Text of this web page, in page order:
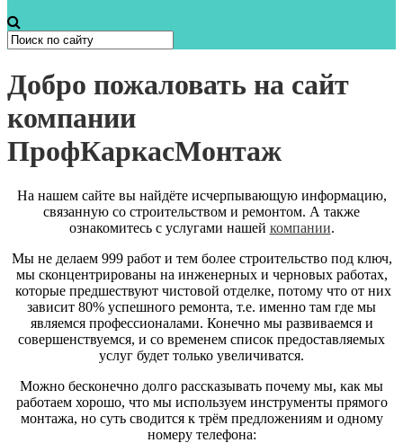
Добро пожаловать на сайт
компании
ПрофКаркасМонтаж
На нашем сайте вы найдёте исчерпывающую информацию,
связанную со строительством и ремонтом. А также
ознакомитесь с услугами нашей компании.
Мы не делаем 999 работ и тем более строительство под ключ,
мы сконцентрированы на инженерных и черновых работах,
которые предшествуют чистовой отделке, потому что от них
зависит 80% успешного ремонта, т.е. именно там где мы
являемся профессионалами. Конечно мы развиваемся и
совершенствуемся, и со временем список предоставляемых
услуг будет только увеличиватся.
Можно бесконечно долго рассказывать почему мы, как мы
работаем хорошо, что мы используем инструменты прямого
монтажа, но суть сводится к трём предложениям и одному
номеру телефона: